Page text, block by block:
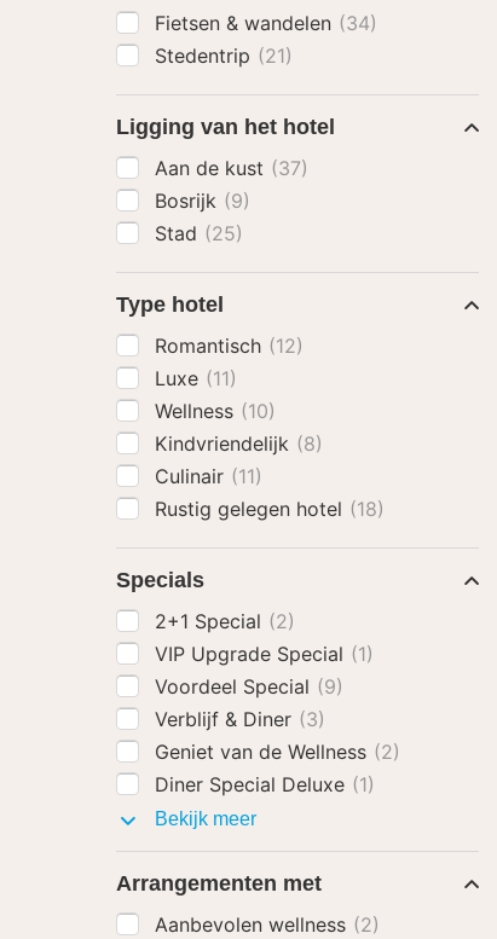
Fietsen & wandelen (34)
Stedentrip (21)
Ligging van het hotel
Aan de kust (37)
Bosrijk (9)
Stad (25)
Type hotel
Romantisch (12)
Luxe (11)
Wellness (10)
Kindvriendelijk (8)
Culinair (11)
Rustig gelegen hotel (18)
Specials
2+1 Special (2)
VIP Upgrade Special (1)
Voordeel Special (9)
Verblijf & Diner (3)
Geniet van de Wellness (2)
Diner Special Deluxe (1)
Bekijk meerSpecials
Arrangementen met
Aanbevolen wellness (2)